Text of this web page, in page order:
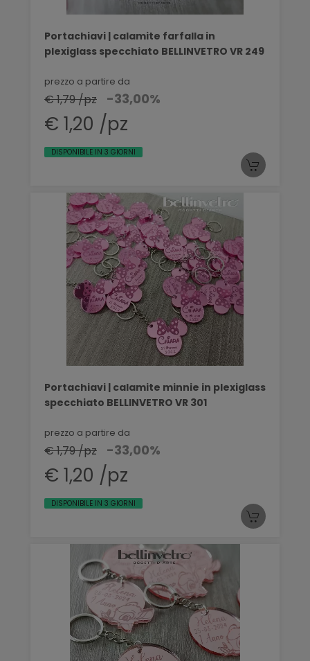
Portachiavi | calamite farfalla in
plexiglass specchiato BELLINVETRO VR 249
prezzo a partire da
€ 1,79 /pz -33,00%
€ 1,20 /pz
DISPONIBILE IN 3 GIORNI
Portachiavi | calamite minnie in plexiglass
specchiato BELLINVETRO VR 301
prezzo a partire da
€ 1,79 /pz -33,00%
€ 1,20 /pz
DISPONIBILE IN 3 GIORNI